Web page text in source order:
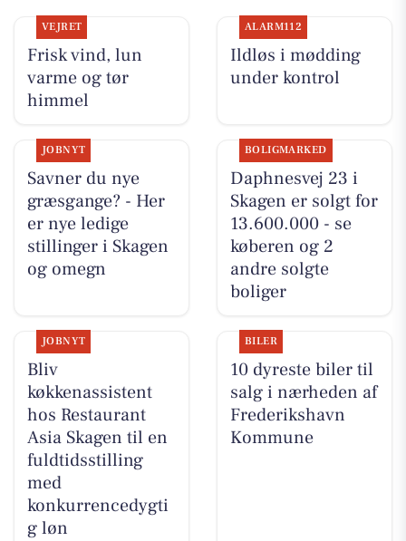
VEJRET
Frisk vind, lun
varme og tør
himmel
ALARM112
Ildløs i mødding
under kontrol
JOBNYT
Savner du nye
græsgange? - Her
er nye ledige
stillinger i Skagen
og omegn
BOLIGMARKED
Daphnesvej 23 i
Skagen er solgt for
13.600.000 - se
køberen og 2
andre solgte
boliger
JOBNYT
Bliv
køkkenassistent
hos Restaurant
Asia Skagen til en
fuldtidsstilling
med
konkurrencedygti
g løn
BILER
10 dyreste biler til
salg i nærheden af
Frederikshavn
Kommune